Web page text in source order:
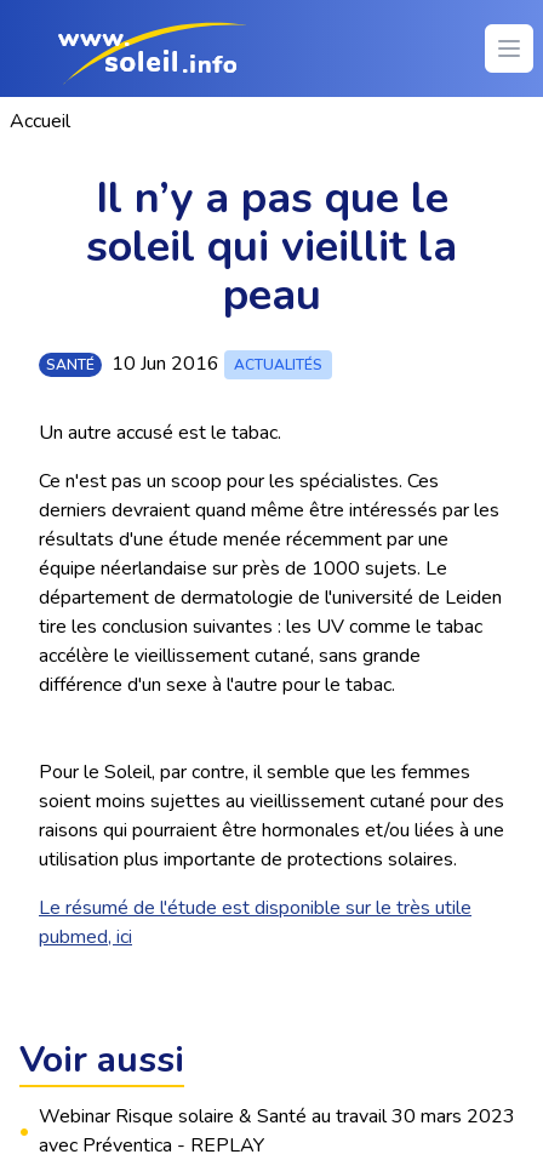
Accueil
Il n’y a pas que le
soleil qui vieillit la
peau
SANTÉ 10 Jun 2016 ACTUALITÉS
Un autre accusé est le tabac.
Ce n'est pas un scoop pour les spécialistes. Ces
derniers devraient quand même être intéressés par les
résultats d'une étude menée récemment par une
équipe néerlandaise sur près de 1000 sujets. Le
département de dermatologie de l'université de Leiden
tire les conclusion suivantes : les UV comme le tabac
accélère le vieillissement cutané, sans grande
différence d'un sexe à l'autre pour le tabac.
Pour le Soleil, par contre, il semble que les femmes
soient moins sujettes au vieillissement cutané pour des
raisons qui pourraient être hormonales et/ou liées à une
utilisation plus importante de protections solaires.
Le résumé de l'étude est disponible sur le très utile
pubmed, ici
Voir aussi
•
Webinar Risque solaire & Santé au travail 30 mars 2023
avec Préventica - REPLAY